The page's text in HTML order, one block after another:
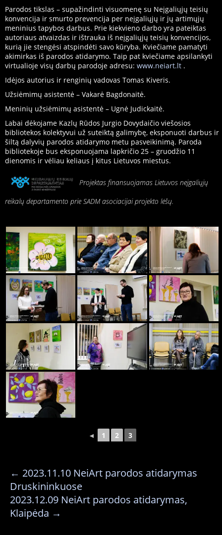
Parodos tikslas – supažindinti visuomenę su Neįgaliųjų teisių
konvencija ir smurto prevencija per neįgaliųjų ir jų artimųjų
meninius tapybos darbus. Prie kiekvieno darbo yra pateiktas
autoriaus atvaizdas ir ištrauka iš neįgaliųjų teisių konvencijos,
kurią jie stengėsi atspindėti savo kūryba. Kviečiame pamatyti
akimirkas iš parodos atidarymo. Taip pat kviečiame apsilankyti
virtualioje visų darbų parodoje adresu: www.neiart.lt .
Idėjos autorius ir renginių vadovas Tomas Kiveris.
Užsiėmimų asistentė – Vakarė Bagdonaitė.
Meninių užsiėmimų asistentė – Ugnė Judickaitė.
Labai dėkojame Kazlų Rūdos Jurgio Dovydaičio viešosios
bibliotekos kolektyvui už suteiktą galimybę, eksponuoti darbus ir
šiltą dalyvių parodos atidarymo metu pasveikinimą. Paroda
bibliotekoje bus eksponuojama lapkričio 25 – gruodžio 11
dienomis ir vėliau keliaus į kitus Lietuvos miestus.
Projektas finansuojamas Lietuvos neįgaliųjų
reikalų departamento prie SADM asociacijai projekto lėšų.
◄ 1 2 3
← 2023.11.10 NeiArt parodos atidarymas
Druskininkuose
2023.12.09 NeiArt parodos atidarymas,
Klaipėda →